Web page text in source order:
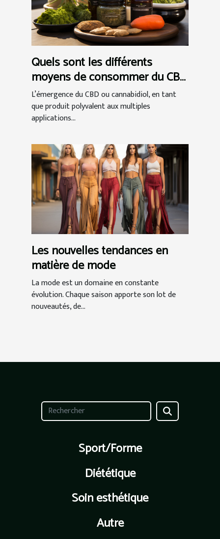
Quels sont les différents
moyens de consommer du CBD
et comment choisir ?
L’émergence du CBD ou cannabidiol, en tant
que produit polyvalent aux multiples
applications...
Les nouvelles tendances en
matière de mode
La mode est un domaine en constante
évolution. Chaque saison apporte son lot de
nouveautés, de...
Sport/Forme
Diététique
Soin esthétique
Autre